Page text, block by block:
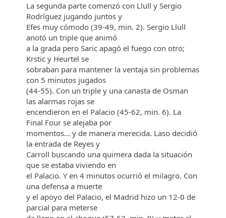
La segunda parte comenzó con Llull y Sergio
Rodríguez jugando juntos y
Efes muy cómodo (39-49, min. 2). Sergio Llull
anotó un triple que animó
a la grada pero Saric apagó el fuego con otro;
Krstic y Heurtel se
sobraban para mantener la ventaja sin problemas
con 5 minutos jugados
(44-55). Con un triple y una canasta de Osman
las alarmas rojas se
encendieron en el Palacio (45-62, min. 6). La
Final Four se alejaba por
momentos… y de manera merecida. Laso decidió
la entrada de Reyes y
Carroll buscando una quimera dada la situación
que se estaba viviendo en
el Palacio. Y en 4 minutos ocurrió el milagro. Con
una defensa a muerte
y el apoyo del Palacio, el Madrid hizo un 12-0 de
parcial para meterse